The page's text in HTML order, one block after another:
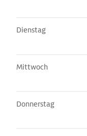
Dienstag
Mittwoch
Donnerstag